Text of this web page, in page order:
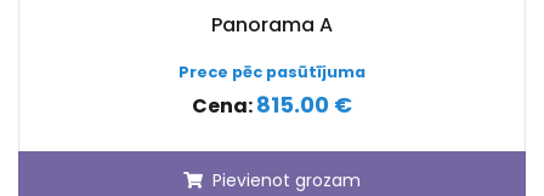
Panorama A
Prece pēc pasūtījuma
Cena:815.00 €
Pievienot grozam